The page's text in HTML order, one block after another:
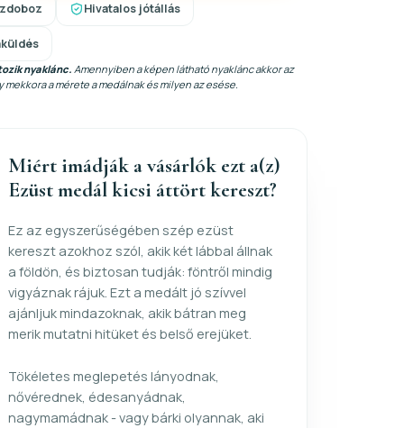
Hivatalos jótállás
nyaklánc. Amennyiben a képen látható nyaklánc akkor az
a mérete a medálnak és milyen az esése.
Miért imádják a vásárlók ezt a(z)
Ezüst medál kicsi áttört kereszt?
Ez az egyszerűségében szép ezüst
kereszt azokhoz szól, akik két lábbal állnak
a földön, és biztosan tudják: föntről mindig
vigyáznak rájuk. Ezt a medált jó szívvel
ajánljuk mindazoknak, akik bátran meg
merik mutatni hitüket és belső erejüket.
Tökéletes meglepetés lányodnak,
nővérednek, édesanyádnak,
nagymamádnak - vagy bárki olyannak, aki